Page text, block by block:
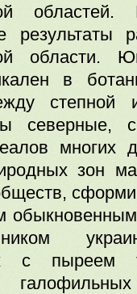
результаты
области.
в
степной
северные,
многих
зон
с пыреем